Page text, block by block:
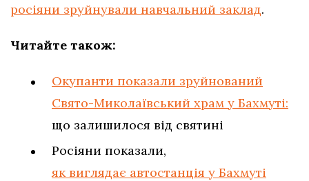
росіяни зруйнували навчальний заклад.
Читайте також:
Окупанти показали зруйнований
Свято-Миколаївський храм у Бахмуті:
що залишилося від святині
Росіяни показали,
як виглядає автостанція у Бахмуті